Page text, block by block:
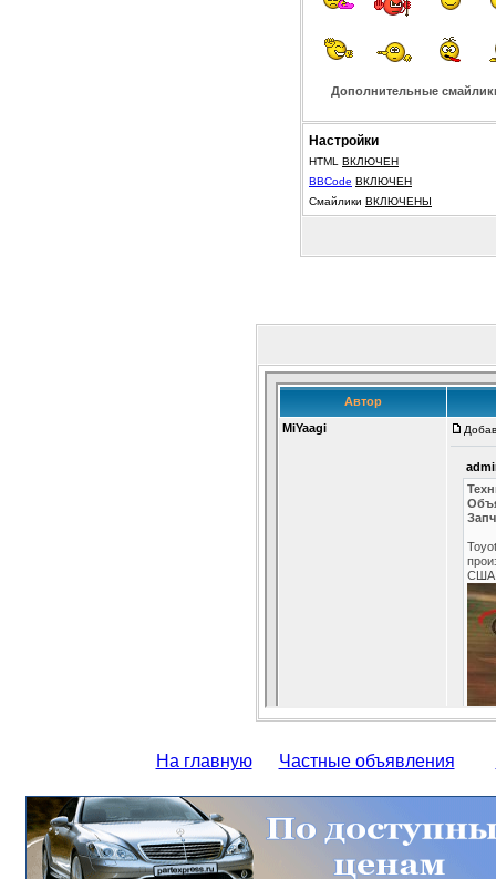
Дополнительные
Настройки
HTML ВКЛЮЧЕН
BBCode ВКЛЮЧЕН
Смайлики ВКЛЮЧЕНЫ
На главную Частные объявления